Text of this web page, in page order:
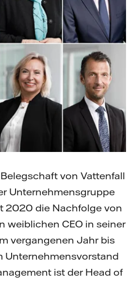
von Vattenfall
Unternehmensgruppe
2020 die Nachfolge von
weiblichen CEO in seiner
vergangenen Jahr bis
Unternehmensvorstand
ist der Head of